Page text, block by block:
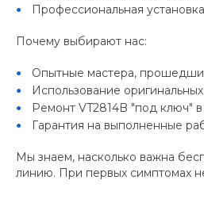
Профессиональная
Почему выбирают нас:
Опытные мастера,
Использование
Ремонт VT2814B "под ключ"
Гарантия на выполненные
Мы знаем, насколько важна
линию. При первых симптомах